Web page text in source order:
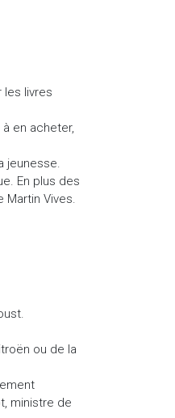
les livres
en acheter,
jeunesse.
En plus des
Martin Vives.
ou de la
ministre de